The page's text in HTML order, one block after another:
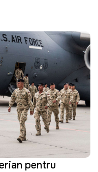
pentru